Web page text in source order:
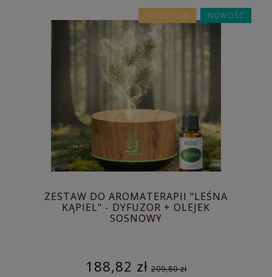
ZESTAW DO AROMATERAPII "LEŚNA
KĄPIEL" - DYFUZOR + OLEJEK
SOSNOWY
188,82 zł 209,80 zł
PROMOCJA NOWOŚĆ